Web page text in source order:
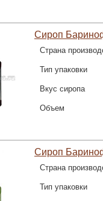
Сироп
Страна
Тип упаковки
Вкус сиропа
Объем
Сироп
Страна
Тип упаковки